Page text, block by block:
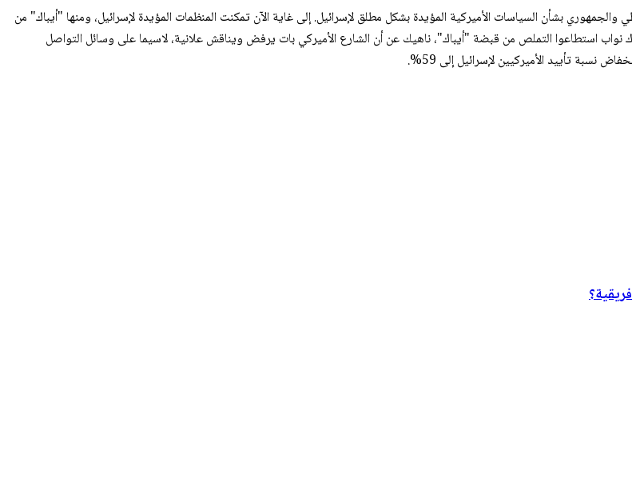
بشأن السياسات الأميركية المؤيدة بشكل مطلق لإسرائيل. إلى غاية الآن تمكنت المنظمات المؤيدة لإسرائيل، ومنها "أيباك" من
نواب استطاعوا التملص من قبضة "أيباك"، ناهيك عن أن الشارع الأميركي بات يرفض ويناقش علانية، لاسيما على وسائل التواصل
تأييد الأميركيين لإسرائيل إلى 59%.